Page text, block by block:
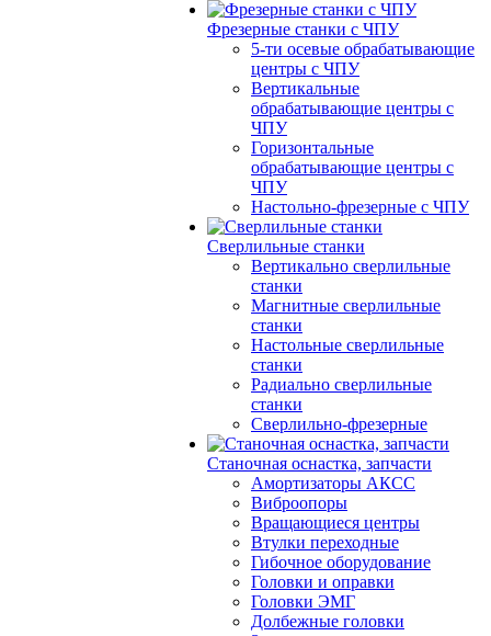
Фрезерные станки с ЧПУ
5-ти осевые обрабатывающие
центры с ЧПУ
Вертикальные
обрабатывающие центры с
ЧПУ
Горизонтальные
обрабатывающие центры с
ЧПУ
Настольно-фрезерные с ЧПУ
Сверлильные станки
Вертикально сверлильные
станки
Магнитные сверлильные
станки
Настольные сверлильные
станки
Радиально сверлильные
станки
Сверлильно-фрезерные
Станочная оснастка, запчасти
Амортизаторы АКСС
Виброопоры
Вращающиеся центры
Втулки переходные
Гибочное оборудование
Головки и оправки
Головки ЭМГ
Долбежные головки